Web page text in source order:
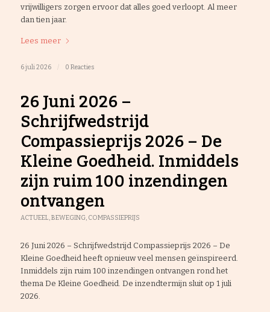
vrijwilligers zorgen ervoor dat alles goed verloopt. Al meer
dan tien jaar.
Lees meer
6 juli 2026 0 Reacties
26 Juni 2026 –
Schrijfwedstrijd
Compassieprijs 2026 – De
Kleine Goedheid. Inmiddels
zijn ruim 100 inzendingen
ontvangen
ACTUEEL,BEWEGING, COMPASSIEPRIJS
26 Juni 2026 – Schrijfwedstrijd Compassieprijs 2026 – De
Kleine Goedheid heeft opnieuw veel mensen geïnspireerd.
Inmiddels zijn ruim 100 inzendingen ontvangen rond het
thema De Kleine Goedheid. De inzendtermijn sluit op 1 juli
2026.